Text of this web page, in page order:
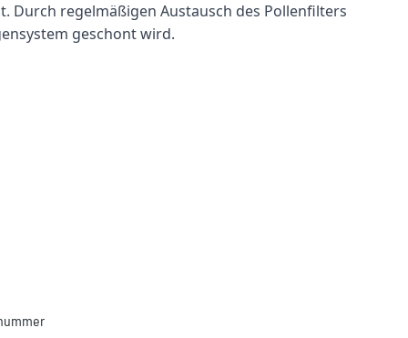
Durch regelmäßigen Austausch des Pollenfilters
geschont wird.